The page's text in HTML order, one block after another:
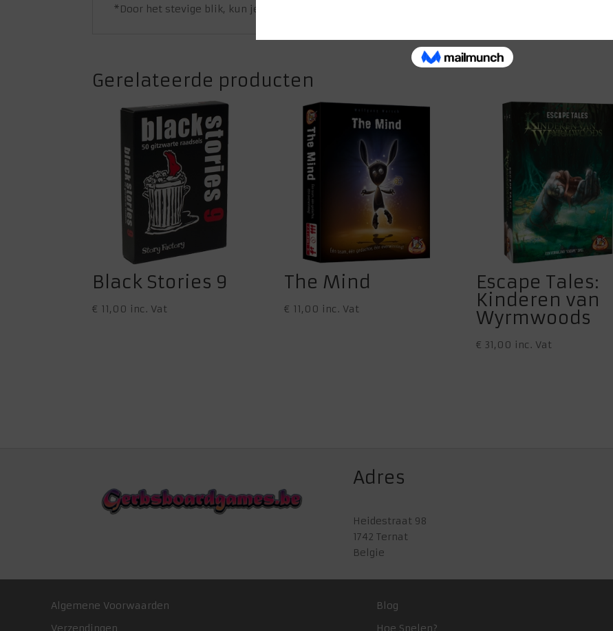
*Door het stevige blik, kun je deze gemakkelijk in je werktas houden.
Gerelateerde producten
Black Stories 9
€ 11,00 inc. Vat
The Mind
€ 11,00 inc. Vat
Escape Tales:
Kinderen van
Wyrmwoods
€ 31,00 inc. Vat
Adres
Heidestraat 98
1742 Ternat
Belgie
Algemene Voorwaarden
Verzendingen
Blog
Hoe Spelen?